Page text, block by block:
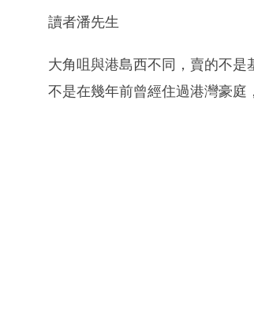
讀者潘先生
大角咀與港島西不同，賣的不
不是在幾年前曾經住過港灣豪庭